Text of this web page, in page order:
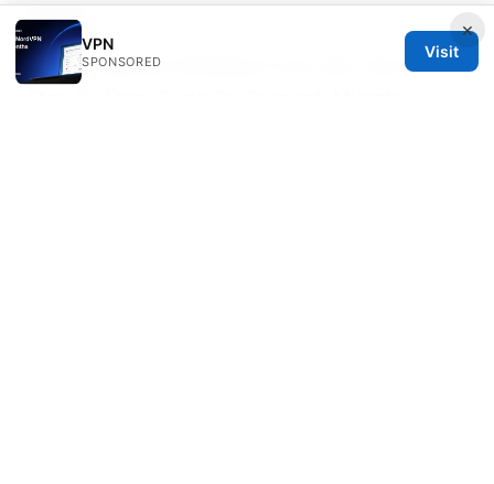
置指南
Access Sybase Database From SQL Server A
×
VPN
SPONSORED
Visit